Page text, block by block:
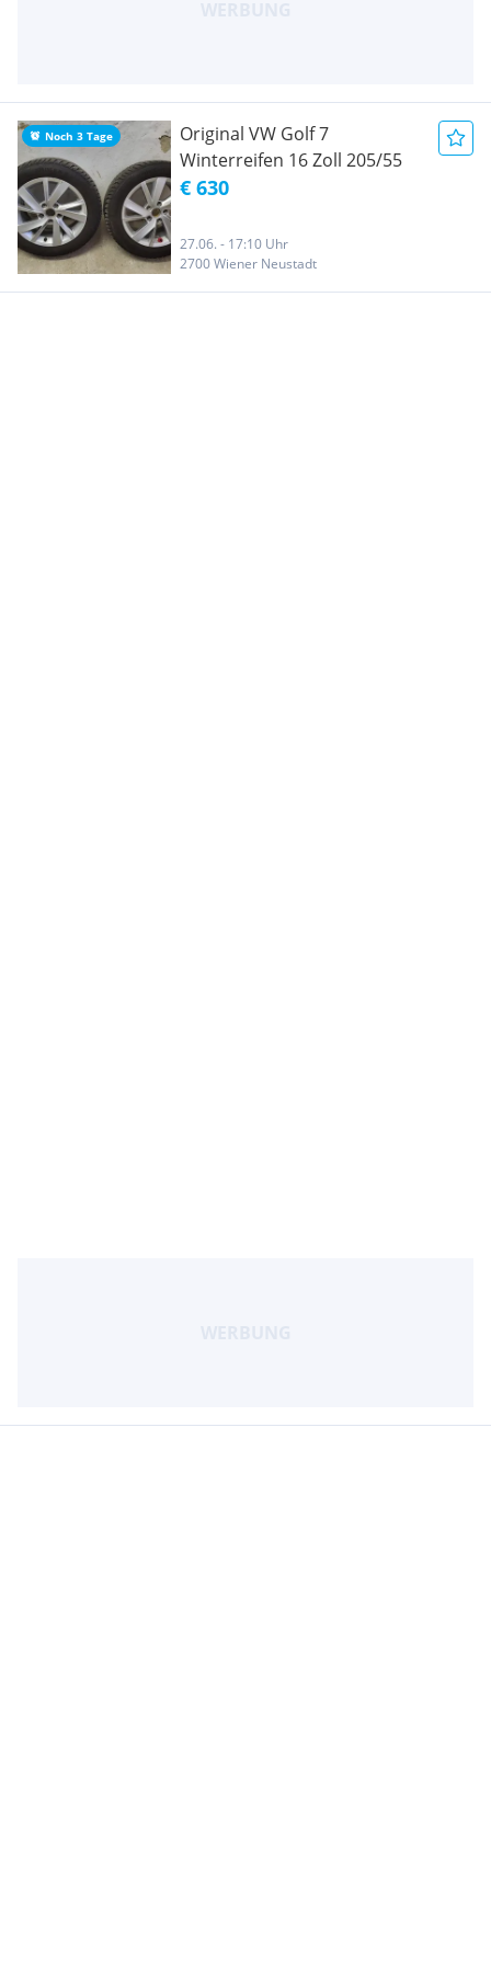
Noch 3 Tage
Original VW Golf 7
Winterreifen 16 Zoll 205/55
€ 630
27.06. - 17:10 Uhr
2700 Wiener Neustadt